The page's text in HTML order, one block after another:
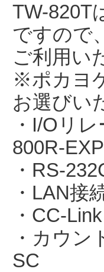
TW-820T
ですので
ご利用い
※ポカヨ
お選びい
・I/Oリ
800R-EXP
・RS-
・LAN接
・CC-
・カウン
SC